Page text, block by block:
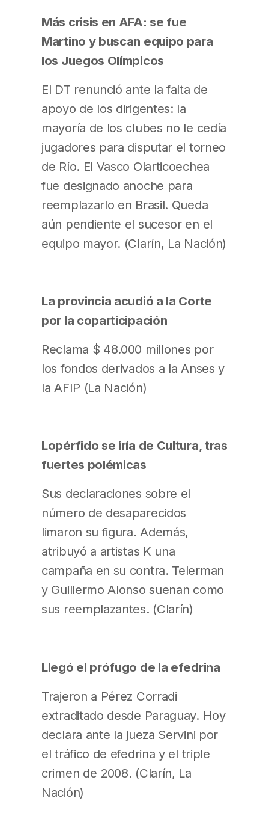
Más crisis en AFA: se fue
Martino y buscan equipo para
los Juegos Olímpicos
El DT renunció ante la falta de
apoyo de los dirigentes: la
mayoría de los clubes no le cedía
jugadores para disputar el torneo
de Río. El Vasco Olarticoechea
fue designado anoche para
reemplazarlo en Brasil. Queda
aún pendiente el sucesor en el
equipo mayor. (Clarín, La Nación)
La provincia acudió a la Corte
por la coparticipación
Reclama $ 48.000 millones por
los fondos derivados a la Anses y
la AFIP (La Nación)
Lopérfido se iría de Cultura, tras
fuertes polémicas
Sus declaraciones sobre el
número de desaparecidos
limaron su figura. Además,
atribuyó a artistas K una
campaña en su contra. Telerman
y Guillermo Alonso suenan como
sus reemplazantes. (Clarín)
Llegó el prófugo de la efedrina
Trajeron a Pérez Corradi
extraditado desde Paraguay. Hoy
declara ante la jueza Servini por
el tráfico de efedrina y el triple
crimen de 2008. (Clarín, La
Nación)